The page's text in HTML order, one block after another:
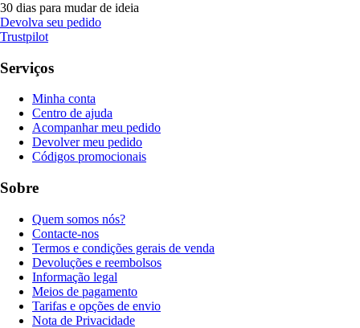
30 dias para mudar de ideia
Devolva seu pedido
Trustpilot
Serviços
Minha conta
Centro de ajuda
Acompanhar meu pedido
Devolver meu pedido
Códigos promocionais
Sobre
Quem somos nós?
Contacte-nos
Termos e condições gerais de venda
Devoluções e reembolsos
Informação legal
Meios de pagamento
Tarifas e opções de envio
Nota de Privacidade